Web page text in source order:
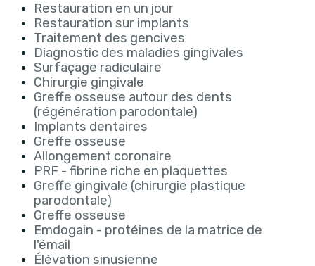
Restauration en un jour
Restauration sur implants
Traitement des gencives
Diagnostic des maladies gingivales
Surfaçage radiculaire
Chirurgie gingivale
Greffe osseuse autour des dents
(régénération parodontale)
Implants dentaires
Greffe osseuse
Allongement coronaire
PRF - fibrine riche en plaquettes
Greffe gingivale (chirurgie plastique
parodontale)
Greffe osseuse
Emdogain - protéines de la matrice de
l'émail
Élévation sinusienne